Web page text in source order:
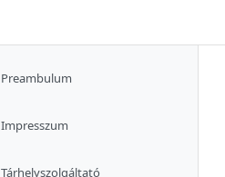
Preambulum
Impresszum
Tárhelyszolgáltató